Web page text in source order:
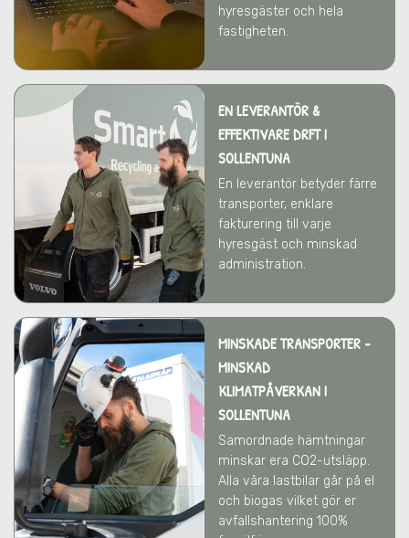
hyresgäster och hela
fastigheten.
EN LEVERANTÖR &
EFFEKTIVARE DRFTI
SOLLENTUNA
En leverantör betyder färre
transporter, enklare
fakturering till varje
hyresgäst och minskad
administration.
MINSKADE TRANSPORTER -
MINSKAD
KLIMATPÅVERKANI
SOLLENTUNA
Samordnade hämtningar
minskar era CO2-utsläpp.
Alla våra lastbilar går på el
och biogas vilket gör er
avfallshantering 100%